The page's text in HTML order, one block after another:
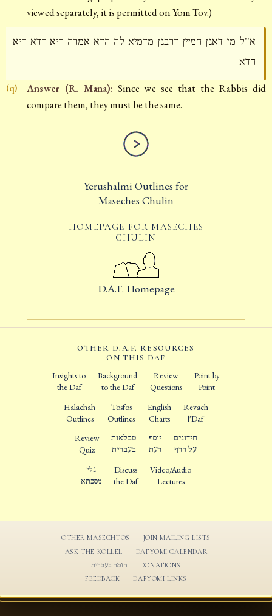
viewed separately, it is permitted on Yom Tov.)
א''ל מן דאנן חמיין דרבנן מדמיא לה הדא אמרה היא הדא היא
הדא
(q) Answer (R. Mana): Since we see that the Rabbis did
compare them, they must be the same.
Yerushalmi Outlines for
Maseches Chulin
HOMEPAGE FOR MASECHES
CHULIN
D.A.F. Homepage
OTHER D.A.F. RESOURCES
ON THIS DAF
Insights to
the Daf
Background
to the Daf
Review
Questions
Point by
Point
Halachah
Outlines
Tosfos
Outlines
English
Charts
Revach
l'Daf
Review
Quiz
טבלאות
בעברית
יוסף
דעת
חידונים
על הדף
גלי
מסכתא
Discuss
the Daf
Video/Audio
Lectures
OTHER MASECHTOS
JOIN MAILING LISTS
ASK THE KOLLEL
DAFYOMI CALENDAR
חומר בעברית
DONATIONS
FEEDBACK
DAFYOMI LINKS